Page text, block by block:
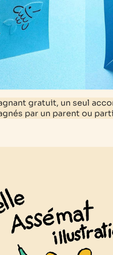
gratuit, un seul
par un parent ou